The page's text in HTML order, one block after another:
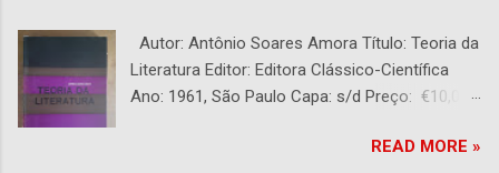
Autor: Antônio Soares Amora Título: Teoria da
Literatura Editor: Editora Clássico-Científica
Ano: 1961, São Paulo Capa: s/d Preço: €10,00
READ MORE »